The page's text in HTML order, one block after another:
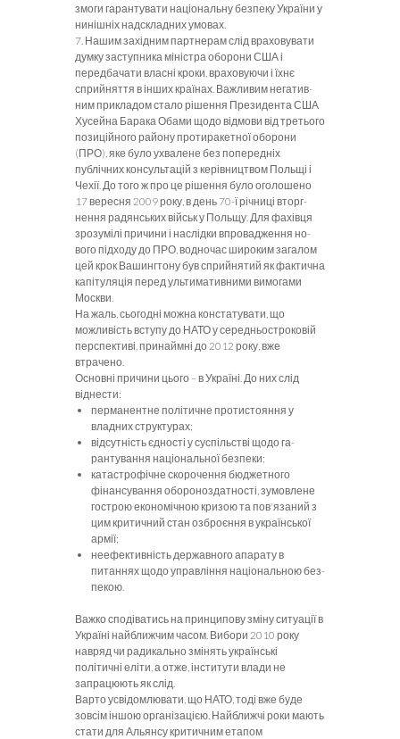
змоги гарантувати національну безпеку України у
нинішніх надскладних умовах.
7. Нашим західним партнерам слід врахову­вати
думку заступника міністра оборони США і
передбачати власні кроки, враховуючи і їхнє
сприйняття в інших країнах. Важливим негатив­
ним прикладом стало рішення Президента США
Хусейна Барака Обами щодо відмови від третьо­го
позиційного району протиракетної оборони
(ПРО), яке було ухвалене без попередніх
публічних консультацій з керівництвом Польщі і
Чехії. До того ж про це рішення було оголошено
17 вересня 2009 року, в день 70-ї річниці вторг­
нення радянських військ у Польщу. Для фахівця
зрозумілі причини і наслідки впровадження но­
вого підходу до ПРО, водночас широким зага­лом
цей крок Вашингтону був сприйнятий як фактична
капітуляція перед ультимативними ви­могами
Москви.
На жаль, сьогодні можна констатувати, що
можливість вступу до НАТО у середньостроковій
перспективі, принаймні до 2012 року, вже
втрачено.
Основні причини цього – в Україні. До них слід
віднести:
перманентне політичне протистояння у
владних структурах;
відсутність єдності у суспільстві щодо га­
рантування національної безпеки;
катастрофічне скорочення бюджетного
фінансування обороноздатності, зумовлене
гострою економічною кризою та пов'язаний з
цим критичний стан озброєння в української
армії;
неефективність державного апарату в
питаннях щодо управління національною без­
пекою.
Важко сподіватись на принципову зміну си­туації в
Україні найближчим часом. Вибори 2010 року
навряд чи радикально змінять українські
політичні еліти, а отже, інститути влади не
запрацюють як слід.
Варто усвідомлювати, що НАТО, тоді вже буде
зовсім іншою організацією. Найближчі роки мають
стати для Альянсу критичним ета­пом